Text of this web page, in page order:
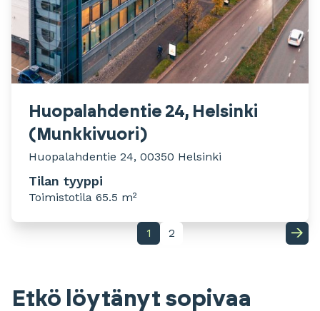
Huopalahdentie 24, Helsinki
(Munkkivuori)
Huopalahdentie 24, 00350 Helsinki
Tilan tyyppi
Toimistotila 65.5 m²
1 2
Etkö löytänyt sopivaa